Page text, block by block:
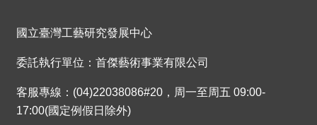
國立臺灣工藝研究發展中心
委託執行單位：首傑藝術事業有限公司
客服專線：(04)22038086#20，周一至周五 09:00-
17:00(國定例假日除外)